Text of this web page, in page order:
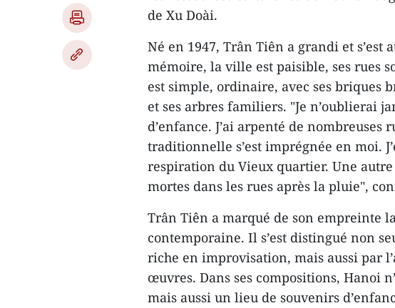
de Xu Doài.
Né en 1947, Trân Tiên a grandi et s’est
mémoire, la ville est paisible, ses rues
est simple, ordinaire, avec ses briques
et ses arbres familiers. "Je n’oublierai
d’enfance. J’ai arpenté de nombreuses
traditionnelle s’est imprégnée en moi.
respiration du Vieux quartier. Une
mortes dans les rues après la pluie",
Trân Tiên a marqué de son empreinte
contemporaine. Il s’est distingué non
riche en improvisation, mais aussi par
œuvres. Dans ses compositions, Hanoi
mais aussi un lieu de souvenirs